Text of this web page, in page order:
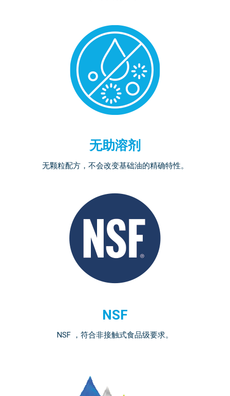
无助溶剂
无颗粒配方，不会改变基础油的精确特性。
NSF
NSF ，符合非接触式食品级要求。